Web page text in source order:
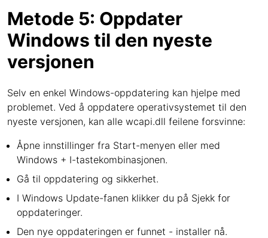
Metode 5: Oppdater
Windows til den nyeste
versjonen
Selv en enkel Windows-oppdatering kan hjelpe med
problemet. Ved å oppdatere operativsystemet til den
nyeste versjonen, kan alle wcapi.dll feilene forsvinne:
Åpne innstillinger fra Start-menyen eller med
Windows + I-tastekombinasjonen.
Gå til oppdatering og sikkerhet.
I Windows Update-fanen klikker du på Sjekk for
oppdateringer.
Den nye oppdateringen er funnet - installer nå.